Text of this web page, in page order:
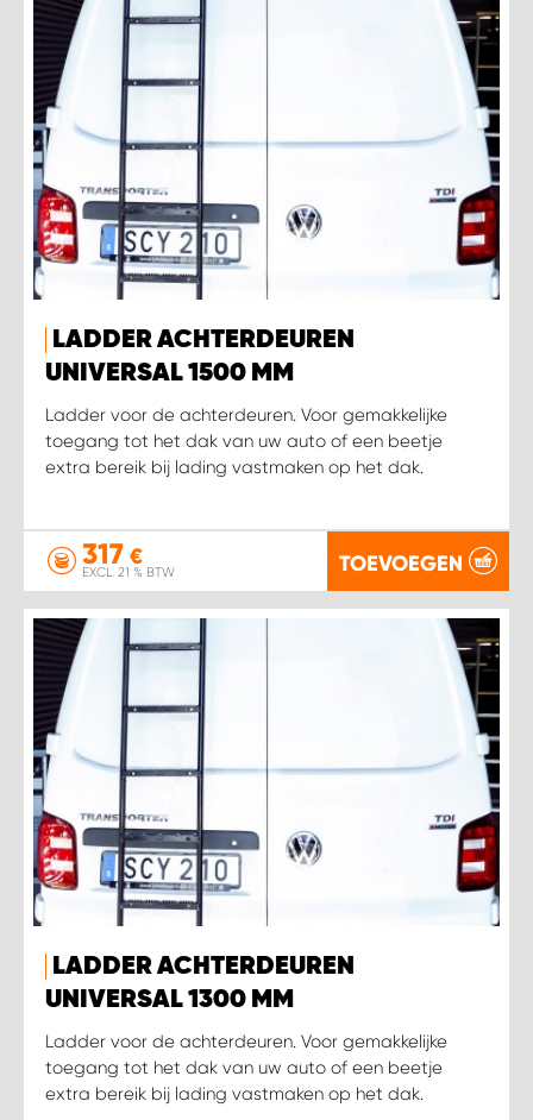
LADDER ACHTERDEUREN
UNIVERSAL 1500 MM
Ladder voor de achterdeuren. Voor gemakkelijke
toegang tot het dak van uw auto of een beetje
extra bereik bij lading vastmaken op het dak.
317 €
EXCL. 21 % BTW TOEVOEGEN
LADDER ACHTERDEUREN
UNIVERSAL 1300 MM
Ladder voor de achterdeuren. Voor gemakkelijke
toegang tot het dak van uw auto of een beetje
extra bereik bij lading vastmaken op het dak.